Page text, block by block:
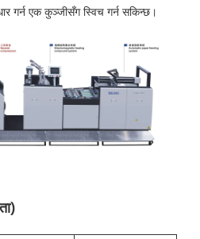
गर्न एक कुञ्जीसँग स्विच गर्न सकिन्छ।